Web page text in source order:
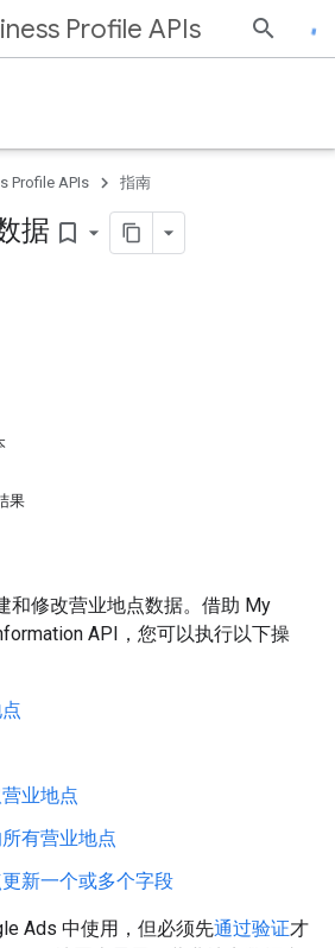
Profile APIs
Profile APIs 指南
据 bookmark_border
果
和修改营业地点数据。借助 My
API，您可以执行以下操
业地点
有营业地点
新一个或多个字段
Ads 中使用，但必须先通过验证才